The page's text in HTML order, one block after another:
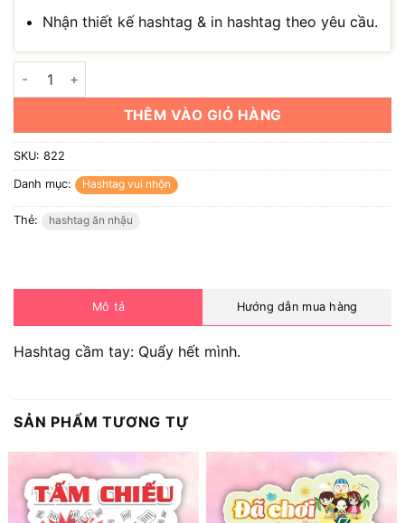
Nhận thiết kế hashtag & in hashtag theo yêu cầu.
Hashtag quẩy hết mình số lượng
THÊM VÀO GIỎ HÀNG
SKU: 822
Danh mục: Hashtag vui nhộn
Thẻ: hashtag ăn nhậu
Mô tả Hướng dẫn mua hàng
Hashtag cầm tay: Quẩy hết mình.
SẢN PHẨM TƯƠNG TỰ